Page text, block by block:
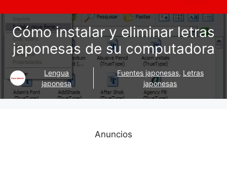
Cómo instalar y eliminar letras
japonesas de su computadora
Lengua
japonesa
Fuentes japonesas, Letras
japonesas
Anuncios